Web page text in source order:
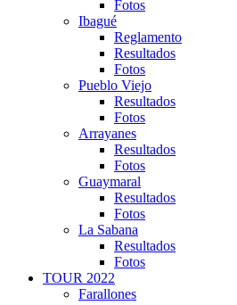
Fotos
Ibagué
Reglamento
Resultados
Fotos
Pueblo Viejo
Resultados
Fotos
Arrayanes
Resultados
Fotos
Guaymaral
Resultados
Fotos
La Sabana
Resultados
Fotos
TOUR 2022
Farallones